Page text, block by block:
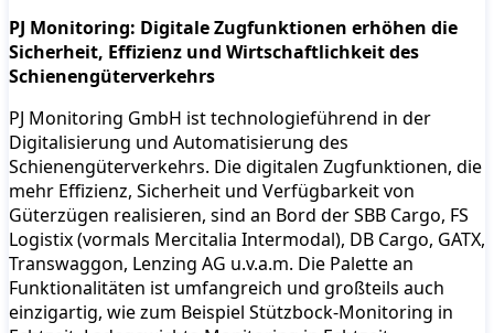
PJ Monitoring: Digitale Zugfunktionen erhöhen die
Sicherheit, Effizienz und Wirtschaftlichkeit des
Schienengüterverkehrs
PJ Monitoring GmbH ist technologieführend in der
Digitalisierung und Automatisierung des
Schienengüterverkehrs. Die digitalen Zugfunktionen, die
mehr Effizienz, Sicherheit und Verfügbarkeit von
Güterzügen realisieren, sind an Bord der SBB Cargo, FS
Logistix (vormals Mercitalia Intermodal), DB Cargo, GATX,
Transwaggon, Lenzing AG u.v.a.m. Die Palette an
Funktionalitäten ist umfangreich und großteils auch
einzigartig, wie zum Beispiel Stützbock-Monitoring in